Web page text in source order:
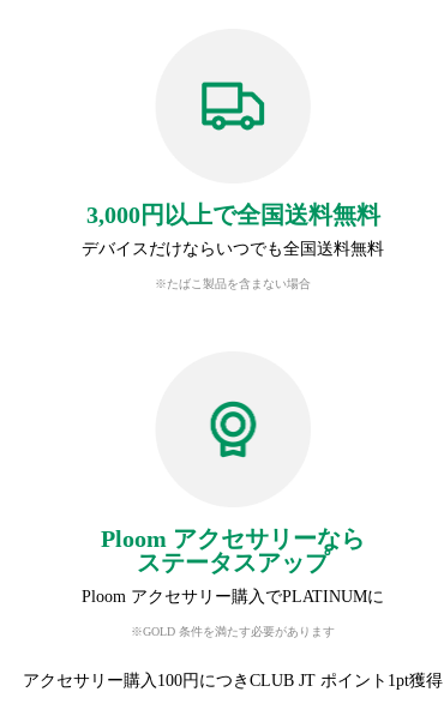
3,000円以上で全国送料無料
デバイスだけならいつでも全国送料無料
※たばこ製品を含まない場合
Ploom アクセサリーなら
ステータスアップ
Ploom アクセサリー購入でPLATINUMに
※GOLD 条件を満たす必要があります
アクセサリー購入100円につきCLUB JT ポイント1pt獲得